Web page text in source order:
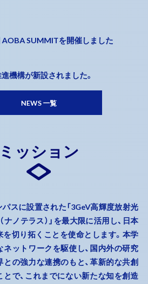
AOBA SUMMITを開催しました
機構が新設されました。
NEWS 一覧
ミッション
スに設置された「3GeV高輝度放射光
ノテラス）」を最大限に活用し、日本
切り拓くことを使命とします。本学
ットワークを駆使し、国内外の研究
の強力な連携のもと、革新的な共創
で、これまでにない新たな知を創造